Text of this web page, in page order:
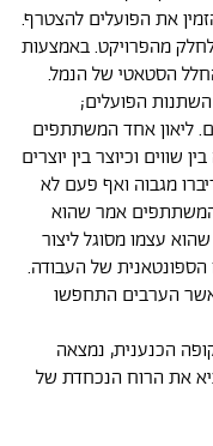
את הפועלים להצטרף.
מהפרויקט. באמצעות
הסטאטי של הנמל.
הפועלים;
ליאון אחד המשתתפים
וכיוצר בין יוצרים
מגבוה ואף פעם לא
אמר שהוא
עצמו מסוגל ליצור
של העבודה.
הערבים התחפשו
הכנענית, נמצאה
את הרוח הנכחדת של